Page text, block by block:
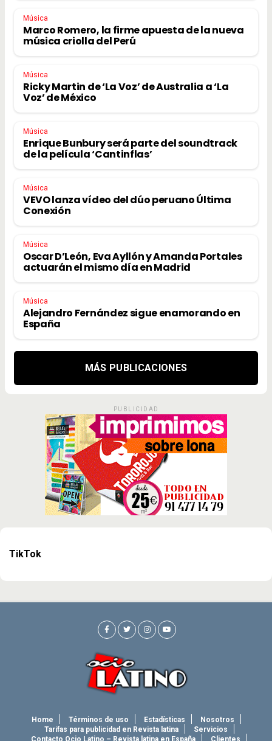
Música
Marco Romero, la firme apuesta de la nueva
música criolla del Perú
Música
Ricky Martin de ‘La Voz’ de Australia a ‘La
Voz’ de México
Música
Enrique Bunbury será parte del soundtrack
de la película ‘Cantinflas’
Música
VEVO lanza vídeo del dúo peruano Última
Conexión
Música
Oscar D’León, Eva Ayllón y Amanda Portales
actuarán el mismo día en Madrid
Música
Alejandro Fernández sigue enamorando en
España
MÁS PUBLICACIONES
PUBLICIDAD
TikTok
Home Términos de uso Estadísticas
Nosotros
Tarifas para publicidad en Revista latina
Servicios